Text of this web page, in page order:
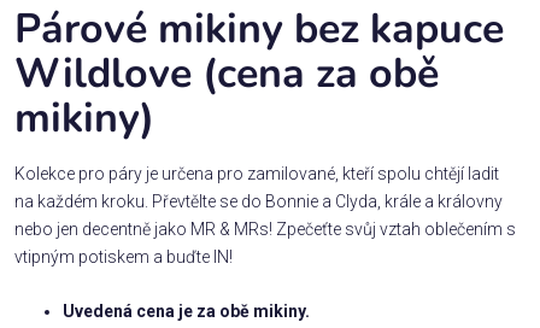
Dárek
pro
Rodina
Láska
Povolání,
zájmy a
Párové mikiny bez kapuce
Wildlove (cena za obě
mikiny)
Kolekce pro páry je určena pro zamilované, kteří spolu chtějí ladit
na každém kroku. Převtělte se do Bonnie a Clyda, krále a královny
nebo jen decentně jako MR & MRs! Zpečeťte svůj vztah oblečením s
vtipným potiskem a buďte IN!
Uvedená cena je za obě mikiny.